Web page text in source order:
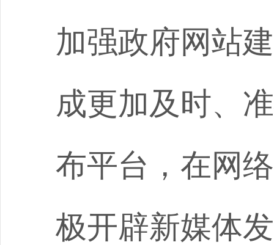
加强政府网站
成更加及时、
布平台，在网
极开辟新媒体